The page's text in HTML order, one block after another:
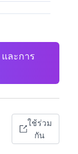
ละการ
ใช้ร่วม
กัน